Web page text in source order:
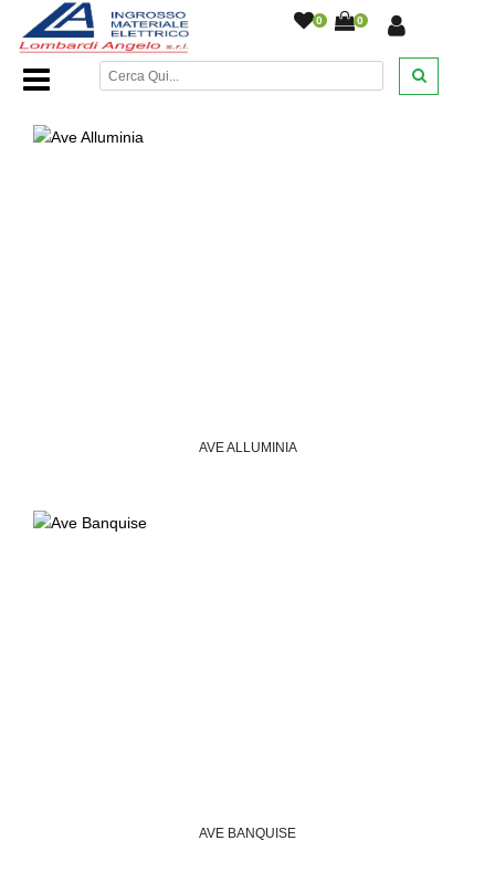
0 0
Home Page/Serie AVE/
AVE ALLUMINIA
AVE BANQUISE